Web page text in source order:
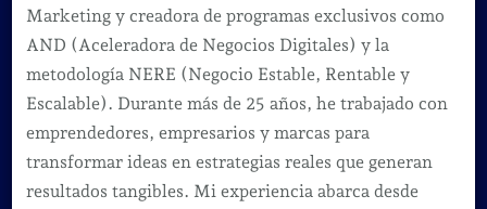
Marketing y creadora de programas exclusivos como
AND (Aceleradora de Negocios Digitales) y la
metodología NERE (Negocio Estable, Rentable y
Escalable). Durante más de 25 años, he trabajado con
emprendedores, empresarios y marcas para
transformar ideas en estrategias reales que generan
resultados tangibles. Mi experiencia abarca desde